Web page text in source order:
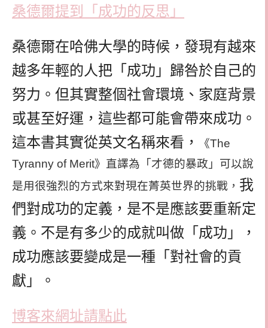
桑德爾提到「成功的反思」
桑德爾在哈佛大學的時候，發現有越來
越多年輕的人把「成功」歸咎於自己的
努力。但其實整個社會環境、家庭背景
或甚至好運，這些都可能會帶來成功。
這本書其實從英文名稱來看，
《The
Tyranny of Merit》直譯為「才德的暴政」可以說
是用很強烈的方式來對現在菁英世界的挑戰， 我
們對成功的定義，是不是應該要重新定
義。不是有多少的成就叫做「成功」，
成功應該要變成是一種「對社會的貢
獻」。
博客來網址請點此